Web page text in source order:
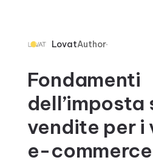
LovatAuthor
Fondamenti
dell’imposta
vendite per i
e-commerce